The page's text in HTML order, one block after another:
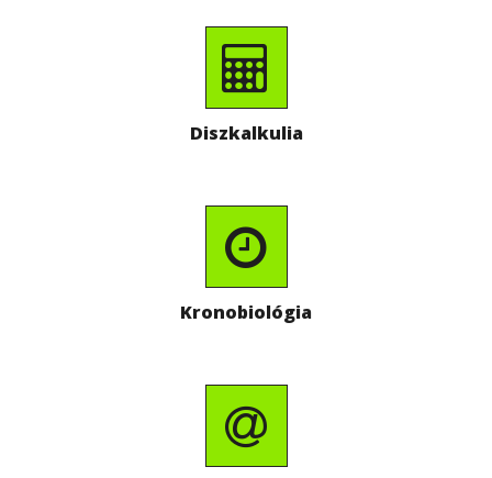
Diszkalkulia
Kronobiológia